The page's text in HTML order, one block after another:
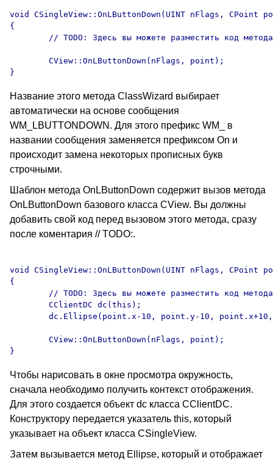
void CSingleView::OnLButtonDown(UINT nFlags, CPoint
{
Название этого метода ClassWizard выбирает
автоматически на основе сообщения
WM_LBUTTONDOWN. Для этого префикс WM_ в
названии сообщения заменяется префиксом On и
происходит замена некоторых прописных букв
строчными.
Шаблон метода OnLButtonDown содержит вызов метода
OnLButtonDown базового класса CView. Вы должны
добавить свой код перед вызовом этого метода, сразу
после коментария // TODO:.
void CSingleView::OnLButtonDown(UINT nFlags, CPoint
{
Чтобы нарисовать в окне просмотра окружность,
сначала необходимо получить контекст отображения.
Для этого создается объект dc класса CClientDC.
Конструктору передается указатель this, который
указывает на объект класса CSingleView.
Затем вызывается метод Ellipse, который и отображает